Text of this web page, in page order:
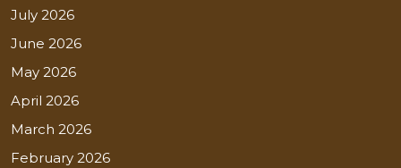
July 2026
June 2026
May 2026
April 2026
March 2026
February 2026